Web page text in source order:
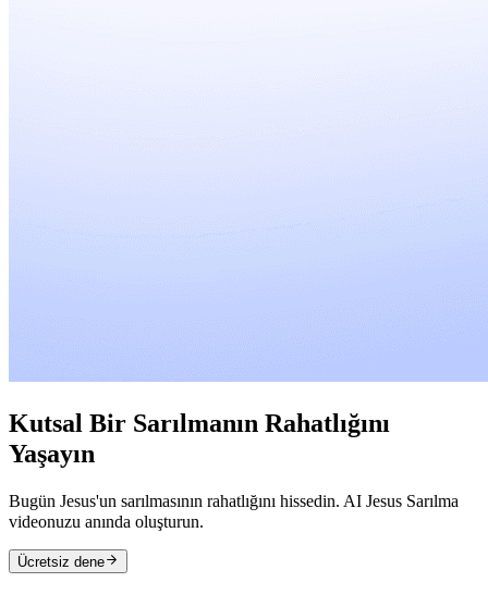
Kutsal Bir Sarılmanın Rahatlığını
Yaşayın
Bugün Jesus'un sarılmasının rahatlığını hissedin. AI Jesus Sarılma
videonuzu anında oluşturun.
Ücretsiz dene